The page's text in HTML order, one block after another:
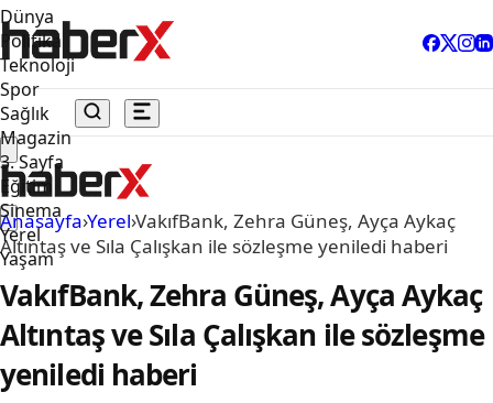
Dünya
Politika
Teknoloji
Spor
Sağlık
Magazin
3. Sayfa
Eğitim
Sinema
Yerel
Yaşam
Anasayfa›Yerel›VakıfBank, Zehra Güneş, Ayça Aykaç
Altıntaş ve Sıla Çalışkan ile sözleşme yeniledi haberi
VakıfBank, Zehra Güneş, Ayça Aykaç
Altıntaş ve Sıla Çalışkan ile sözleşme
yeniledi haberi